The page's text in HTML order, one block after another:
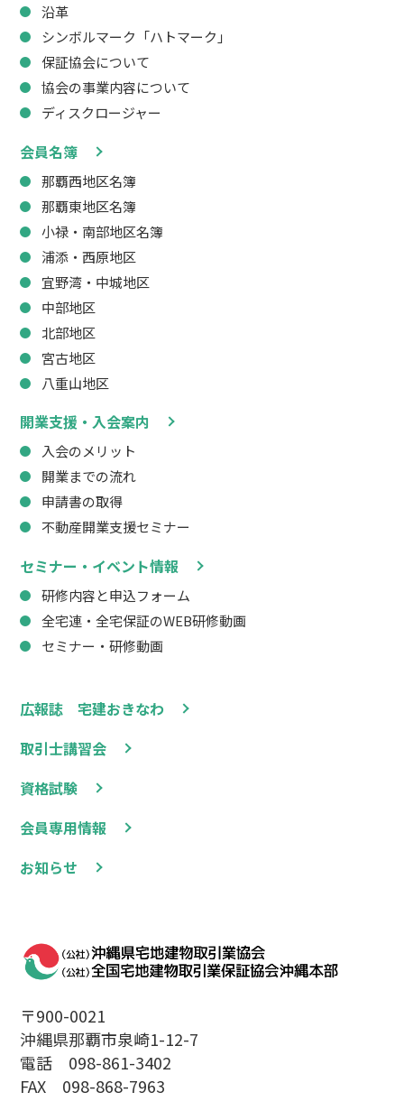
広報誌 宅建おきなわ
取引士講習会
資格試験
会員専用情報
お知らせ
沿革
シンボルマーク「ハトマーク」
保証協会について
協会の事業内容について
ディスクロージャー
会員名簿
那覇西地区名簿
那覇東地区名簿
小禄・南部地区名簿
浦添・西原地区
宜野湾・中城地区
中部地区
北部地区
宮古地区
八重山地区
開業支援・入会案内
入会のメリット
開業までの流れ
申請書の取得
不動産開業支援セミナー
セミナー・イベント情報
研修内容と申込フォーム
全宅連・全宅保証のWEB研修動画
セミナー・研修動画
〒900-0021
沖縄県那覇市泉崎1-12-7
電話 098-861-3402
FAX 098-868-7963